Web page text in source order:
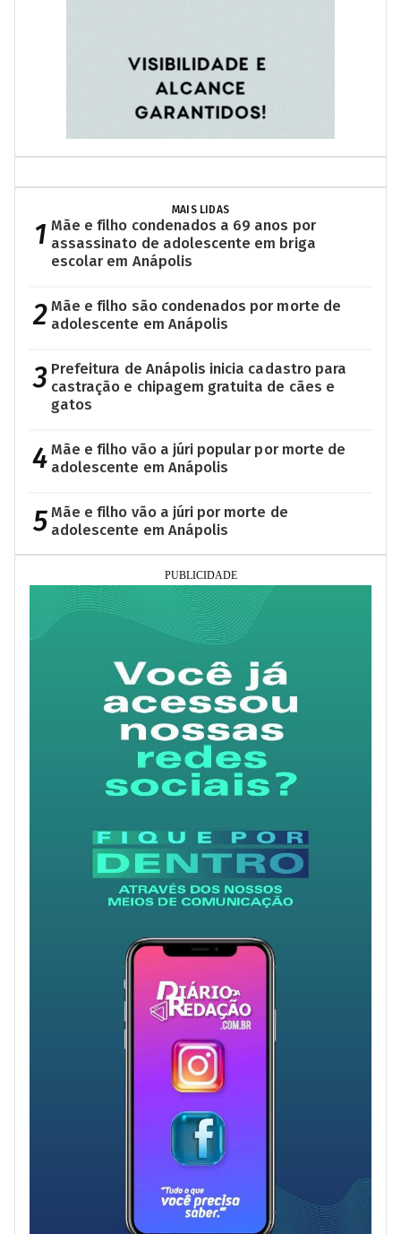
MAIS LIDAS
1 Mãe e filho condenados a 69 anos por
assassinato de adolescente em briga
escolar em Anápolis
2 Mãe e filho são condenados por morte de
adolescente em Anápolis
3 Prefeitura de Anápolis inicia cadastro para
castração e chipagem gratuita de cães e
gatos
4 Mãe e filho vão a júri popular por morte de
adolescente em Anápolis
5 Mãe e filho vão a júri por morte de
adolescente em Anápolis